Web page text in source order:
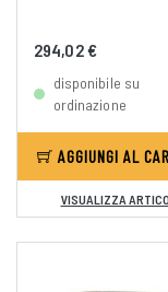
294,02 €
disponibile su
ordinazione
AGGIUNGI AL
VISUALIZZA